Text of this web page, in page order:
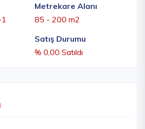
Metrekare Alanı
85 - 200 m2
Satış Durumu
% 0,00 Satıldı